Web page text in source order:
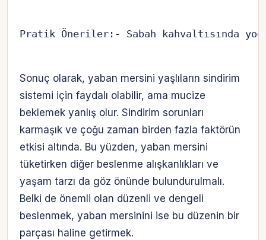
Pratik Öneriler:- Sabah kahvaltısında
Sonuç olarak, yaban mersini yaşlıların sindirim
sistemi için faydalı olabilir, ama mucize
beklemek yanlış olur. Sindirim sorunları
karmaşık ve çoğu zaman birden fazla faktörün
etkisi altında. Bu yüzden, yaban mersini
tüketirken diğer beslenme alışkanlıkları ve
yaşam tarzı da göz önünde bulundurulmalı.
Belki de önemli olan düzenli ve dengeli
beslenmek, yaban mersinini ise bu düzenin bir
parçası haline getirmek.